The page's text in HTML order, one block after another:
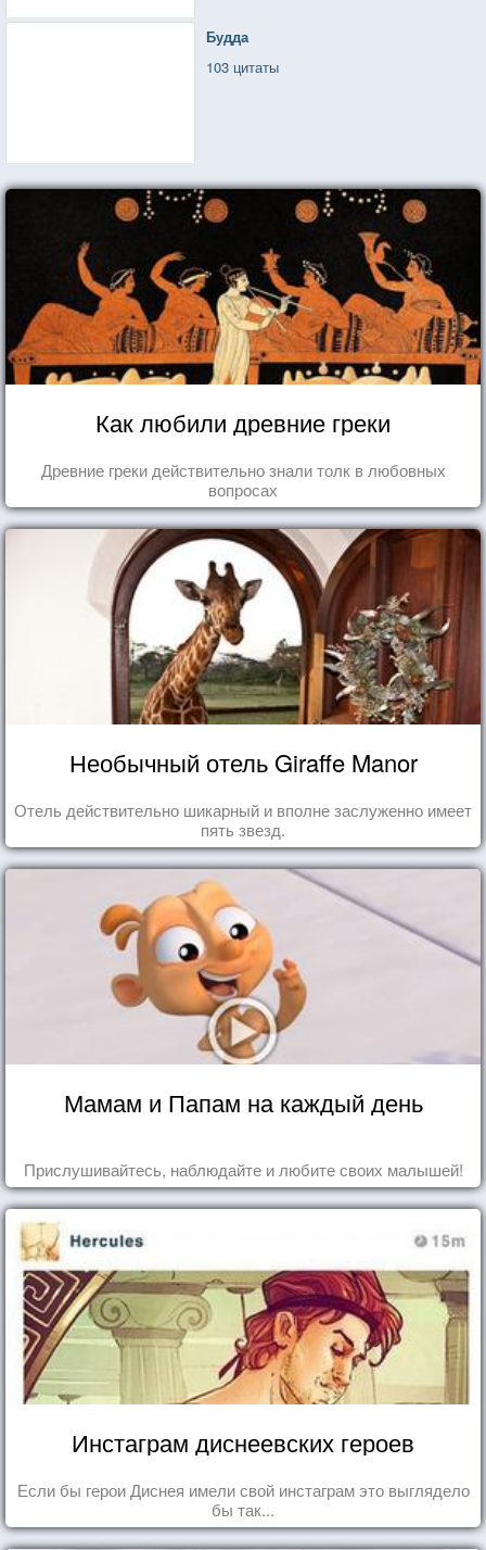
Будда
103 цитаты
Как любили древние греки
Древние греки действительно знали толк в любовных
вопросах
Необычный отель Giraffe Manor
Отель действительно шикарный и вполне заслуженно имеет
пять звезд.
Мамам и Папам на каждый день
Прислушивайтесь, наблюдайте и любите своих малышей!
Инстаграм диснеевских героев
Если бы герои Диснея имели свой инстаграм это выглядело
бы так...